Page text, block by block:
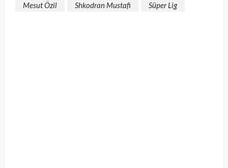
Mesut Özil
Shkodran Mustafi Süper Lig